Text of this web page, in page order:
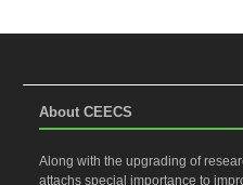
About CEECS
Along with the upgrading of
attachs special importance to